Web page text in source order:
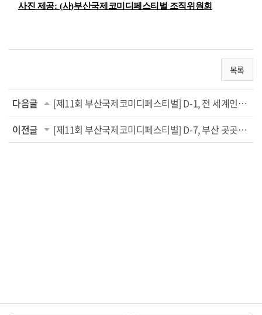
사진 제공: (사)부산국제코미디페스티벌 조직위원회
목록
다음글
[제11회 부산국제코미디페스티벌] D-1, 전 세계인이 즐기는 웃음 대축제 개막식까지 단 ...
이전글
[제11회 부산국제코미디페스티벌] D-7, 부산 곳곳에서 관객과 소통의 장 열린다! 축제 ...